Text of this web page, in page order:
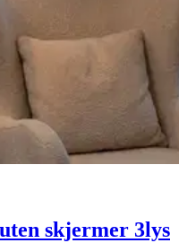
skjermer 3lys